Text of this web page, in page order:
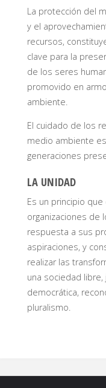
La protección del
y el
recursos,
clave para la
de los seres
promovido en
ambiente.
El cuidado de los
medio ambiente
generaciones
LA UNIDAD
Es un principio
organizaciones de
respuesta a sus
aspiraciones, y
realizar las
una sociedad
democrática,
pluralismo.